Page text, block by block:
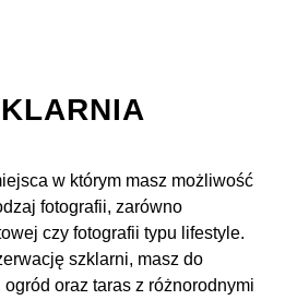
w którym masz możliwość
fotografii, zarówno
czy fotografii typu lifestyle.
szklarni, masz do
oraz taras z różnorodnymi